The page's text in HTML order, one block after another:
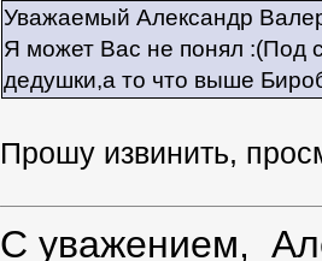
Уважаемый Александр
Я может Вас не понял :(Под
дедушки,а то что выше
Прошу извинить,
С уважением,